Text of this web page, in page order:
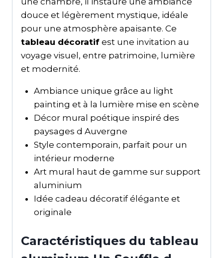
douce et légèrement mystique, idéale
pour une atmosphère apaisante. Ce
tableau décoratif est une invitation au
voyage visuel, entre patrimoine, lumière
et modernité.
Ambiance unique grâce au light
painting et à la lumière mise en scène
Décor mural poétique inspiré des
paysages d Auvergne
Style contemporain, parfait pour un
intérieur moderne
Art mural haut de gamme sur support
aluminium
Idée cadeau décoratif élégante et
originale
Caractéristiques du tableau